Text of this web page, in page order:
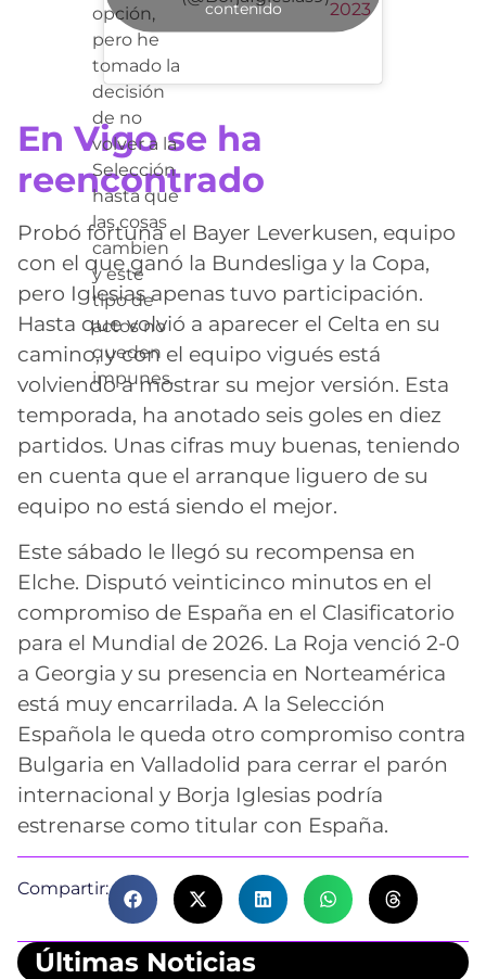
opción,
pero he
tomado la
decisión
de no
volver a la
Selección
hasta que
las cosas
cambien
y este
tipo de
actos no
queden
impunes.
2023
contenido
En Vigo se ha
reencontrado
Probó fortuna el Bayer Leverkusen, equipo
con el que ganó la Bundesliga y la Copa,
pero Iglesias apenas tuvo participación.
Hasta que volvió a aparecer el Celta en su
camino, y con el equipo vigués está
volviendo a mostrar su mejor versión. Esta
temporada, ha anotado seis goles en diez
partidos. Unas cifras muy buenas, teniendo
en cuenta que el arranque liguero de su
equipo no está siendo el mejor.
Este sábado le llegó su recompensa en
Elche. Disputó veinticinco minutos en el
compromiso de España en el Clasificatorio
para el Mundial de 2026. La Roja venció 2-0
a Georgia y su presencia en Norteamérica
está muy encarrilada. A la Selección
Española le queda otro compromiso contra
Bulgaria en Valladolid para cerrar el parón
internacional y Borja Iglesias podría
estrenarse como titular con España.
Compartir:
Últimas Noticias